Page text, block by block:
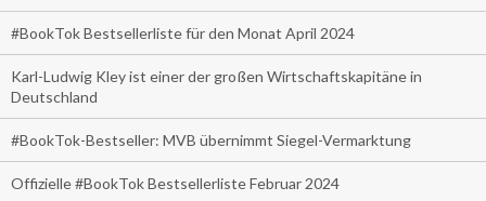
#BookTok Bestsellerliste für den Monat April 2024
Karl-Ludwig Kley ist einer der großen Wirtschaftskapitäne in
Deutschland
#BookTok-Bestseller: MVB übernimmt Siegel-Vermarktung
Offizielle #BookTok Bestsellerliste Februar 2024